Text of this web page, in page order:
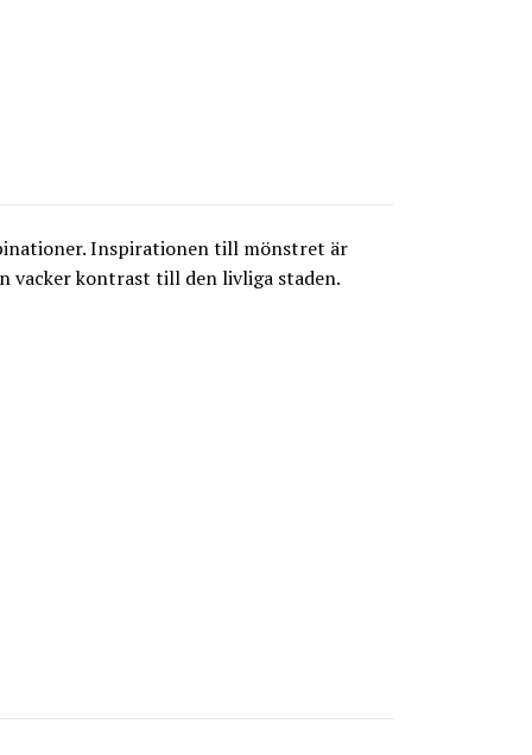
Inspirationen till mönstret är
vacker kontrast till den livliga staden.